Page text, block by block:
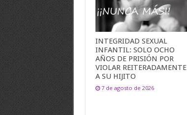
INTEGRIDAD SEXUAL
INFANTIL: SOLO OCHO
AÑOS DE PRISIÓN POR
VIOLAR REITERADAMENTE
A SU HIJITO
7 de agosto de 2026